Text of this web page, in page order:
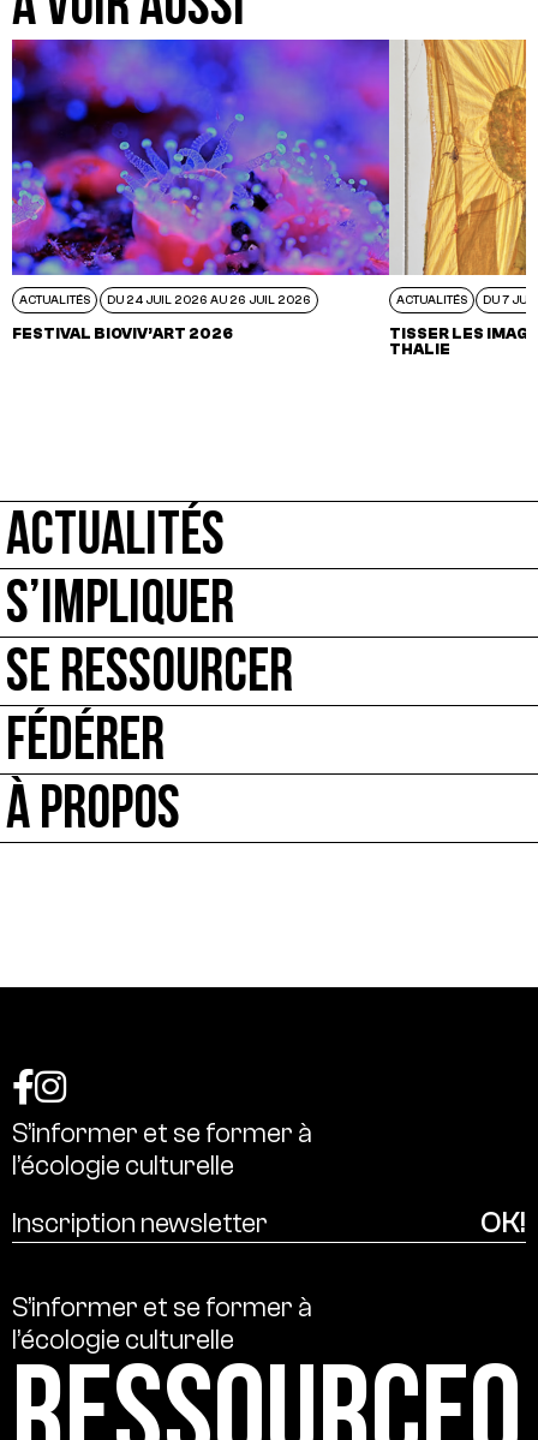
ACTUALITÉS DU 24 JUIL 2026 AU 26 JUIL 2026
FESTIVAL BIOVIV’ART 2026
ACTUALITÉS DU 7
TISSER LES
THALIE
ACTUALITÉS
S’IMPLIQUER
SE RESSOURCER
FÉDÉRER
À PROPOS
S’informer et se former à
l’écologie culturelle
S’informer et se former à
l’écologie culturelle